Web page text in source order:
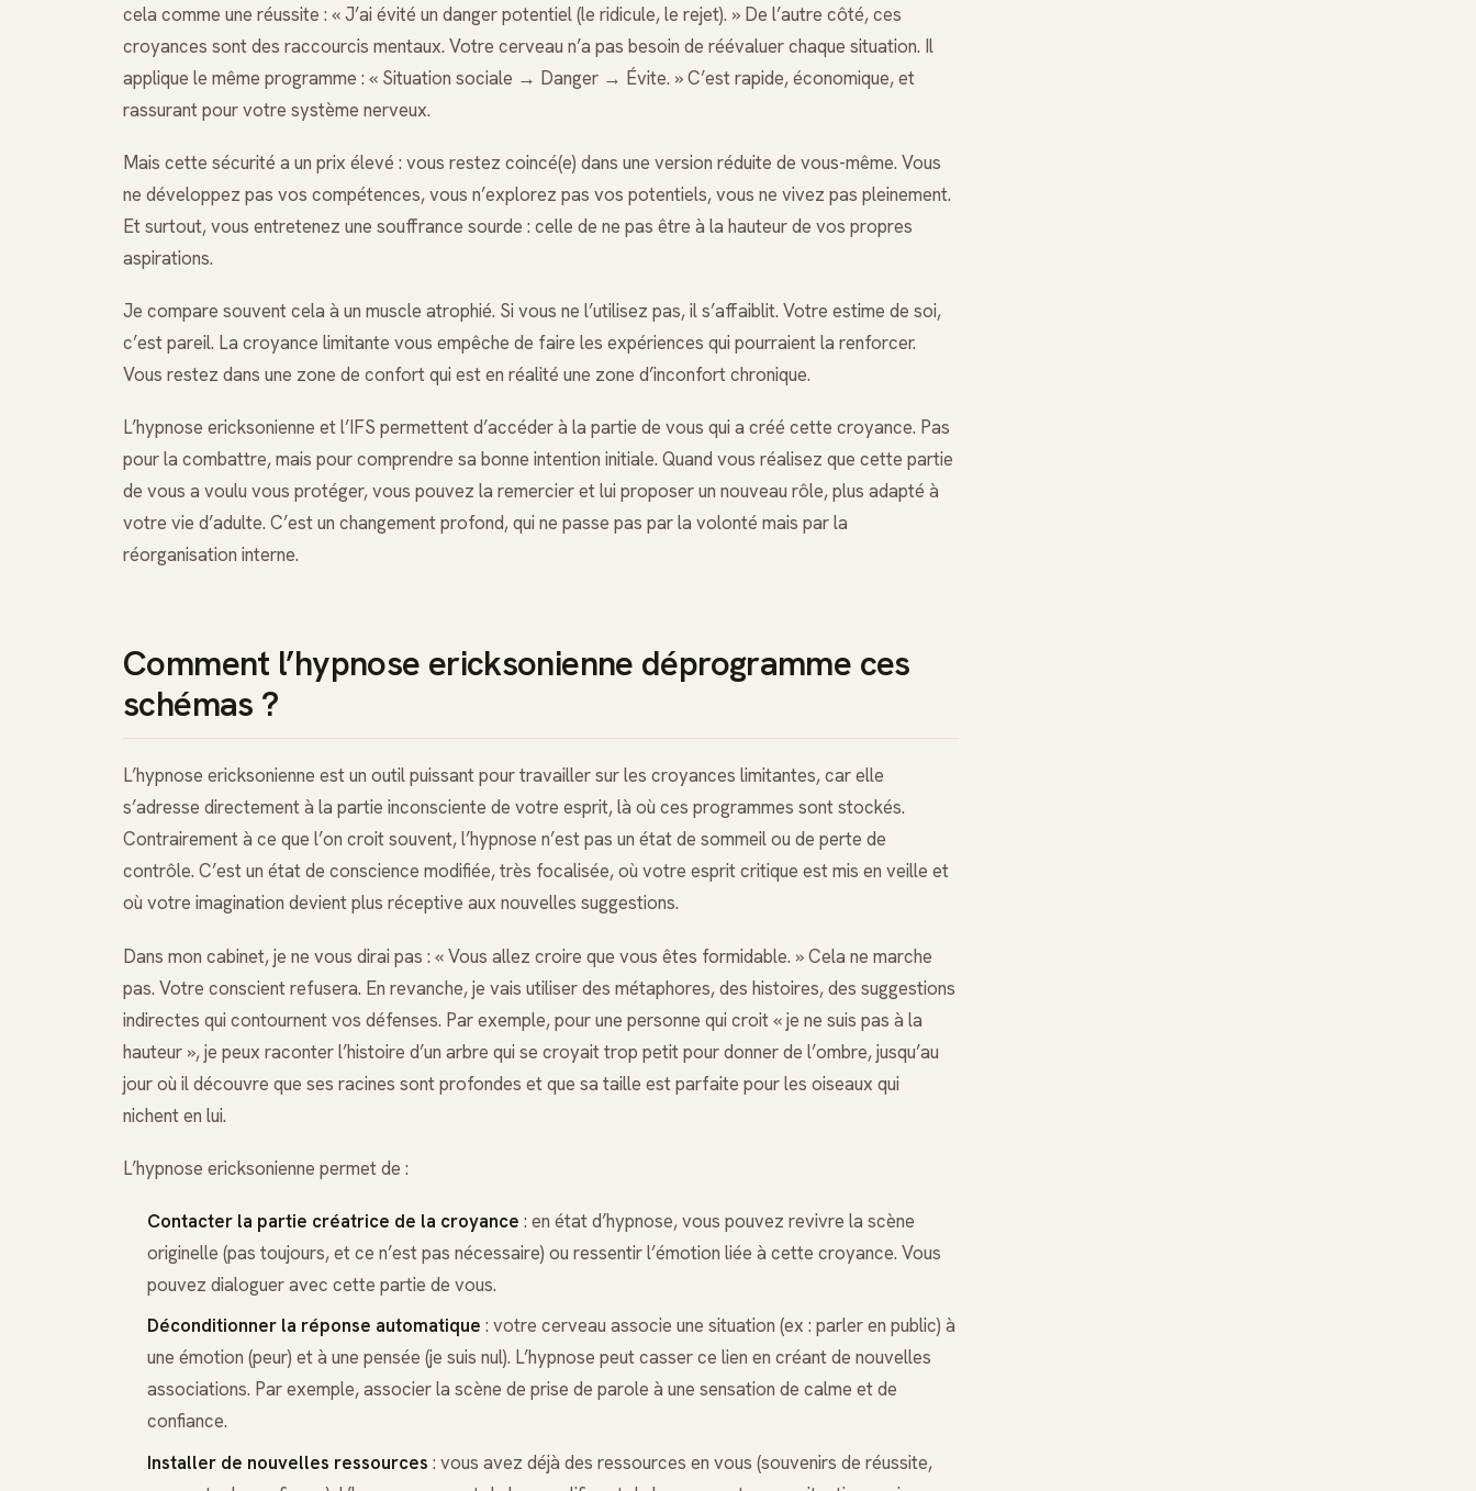
cela comme une réussite : « J’ai évité un danger potentiel (le ridicule, le rejet). » De l’autre côté, ces
croyances sont des raccourcis mentaux. Votre cerveau n’a pas besoin de réévaluer chaque situation. Il
applique le même programme : « Situation sociale → Danger → Évite. » C’est rapide, économique, et
rassurant pour votre système nerveux.
Mais cette sécurité a un prix élevé : vous restez coincé(e) dans une version réduite de vous-même. Vous
ne développez pas vos compétences, vous n’explorez pas vos potentiels, vous ne vivez pas pleinement.
Et surtout, vous entretenez une souffrance sourde : celle de ne pas être à la hauteur de vos propres
aspirations.
Je compare souvent cela à un muscle atrophié. Si vous ne l’utilisez pas, il s’affaiblit. Votre estime de soi,
c’est pareil. La croyance limitante vous empêche de faire les expériences qui pourraient la renforcer.
Vous restez dans une zone de confort qui est en réalité une zone d’inconfort chronique.
L’hypnose ericksonienne et l’IFS permettent d’accéder à la partie de vous qui a créé cette croyance. Pas
pour la combattre, mais pour comprendre sa bonne intention initiale. Quand vous réalisez que cette partie
de vous a voulu vous protéger, vous pouvez la remercier et lui proposer un nouveau rôle, plus adapté à
votre vie d’adulte. C’est un changement profond, qui ne passe pas par la volonté mais par la
réorganisation interne.
Comment l’hypnose ericksonienne déprogramme ces
schémas ?
L’hypnose ericksonienne est un outil puissant pour travailler sur les croyances limitantes, car elle
s’adresse directement à la partie inconsciente de votre esprit, là où ces programmes sont stockés.
Contrairement à ce que l’on croit souvent, l’hypnose n’est pas un état de sommeil ou de perte de
contrôle. C’est un état de conscience modifiée, très focalisée, où votre esprit critique est mis en veille et
où votre imagination devient plus réceptive aux nouvelles suggestions.
Dans mon cabinet, je ne vous dirai pas : « Vous allez croire que vous êtes formidable. » Cela ne marche
pas. Votre conscient refusera. En revanche, je vais utiliser des métaphores, des histoires, des suggestions
indirectes qui contournent vos défenses. Par exemple, pour une personne qui croit « je ne suis pas à la
hauteur », je peux raconter l’histoire d’un arbre qui se croyait trop petit pour donner de l’ombre, jusqu’au
jour où il découvre que ses racines sont profondes et que sa taille est parfaite pour les oiseaux qui
nichent en lui.
L’hypnose ericksonienne permet de :
Contacter la partie créatrice de la croyance : en état d’hypnose, vous pouvez revivre la scène
originelle (pas toujours, et ce n’est pas nécessaire) ou ressentir l’émotion liée à cette croyance. Vous
pouvez dialoguer avec cette partie de vous.
Déconditionner la réponse automatique : votre cerveau associe une situation (ex : parler en public) à
une émotion (peur) et à une pensée (je suis nul). L’hypnose peut casser ce lien en créant de nouvelles
associations. Par exemple, associer la scène de prise de parole à une sensation de calme et de
confiance.
Installer de nouvelles ressources : vous avez déjà des ressources en vous (souvenirs de réussite,